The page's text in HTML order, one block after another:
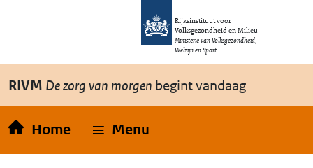
Overslaan en naar de inhoud gaan
Rijksinstituut voor
Volksgezondheid en Milieu
Ministerie van Volksgezondheid,
Welzijn en Sport
RIVM De zorg van morgen begint vandaag
Home Menu